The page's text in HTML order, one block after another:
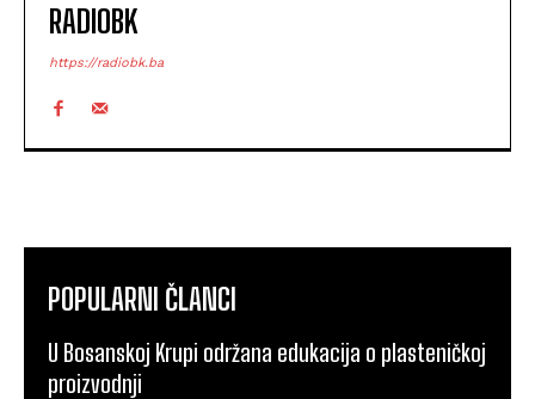
RADIOBK
https://radiobk.ba
POPULARNI ČLANCI
U Bosanskoj Krupi održana edukacija o plasteničkoj
proizvodnji